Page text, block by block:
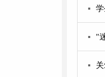
▪
▪ "
▪